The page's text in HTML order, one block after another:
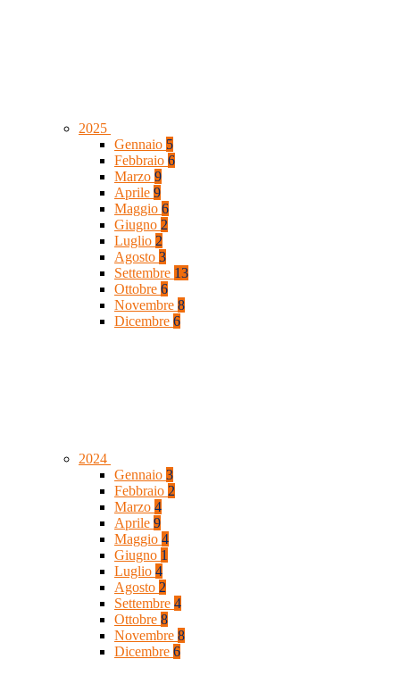
2025
Gennaio 5
Febbraio 6
Marzo 9
Aprile 9
Maggio 6
Giugno 2
Luglio 2
Agosto 3
Settembre 13
Ottobre 6
Novembre 8
Dicembre 6
2024
Gennaio 3
Febbraio 2
Marzo 4
Aprile 9
Maggio 4
Giugno 1
Luglio 4
Agosto 2
Settembre 4
Ottobre 8
Novembre 8
Dicembre 6